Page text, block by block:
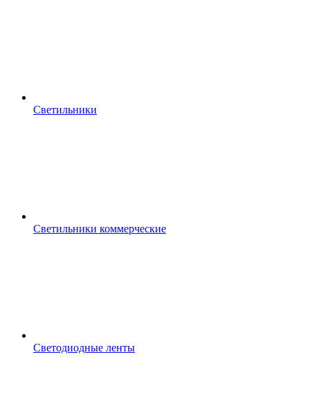
Светильники
Светильники коммерческие
Светодиодные ленты